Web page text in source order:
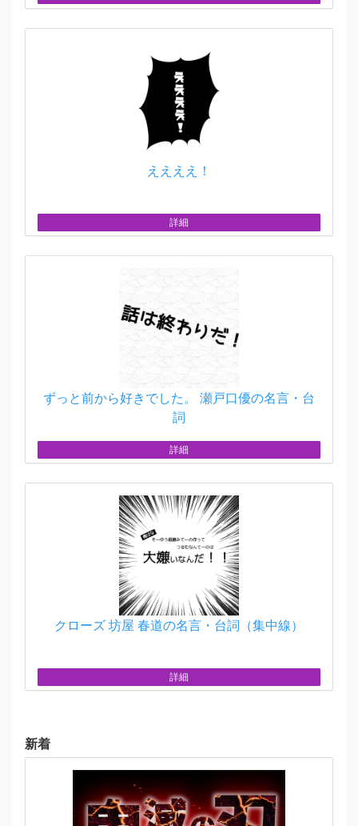
ええええ！
詳細
ずっと前から好きでした。 瀬戸口優の名言・台
詞
詳細
クローズ 坊屋 春道の名言・台詞（集中線）
詳細
新着